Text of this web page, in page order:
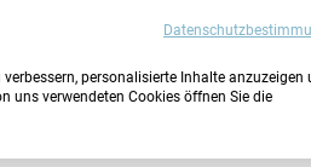
personalisierte Inhalte anzuzeigen
uns verwendeten Cookies öffnen Sie die